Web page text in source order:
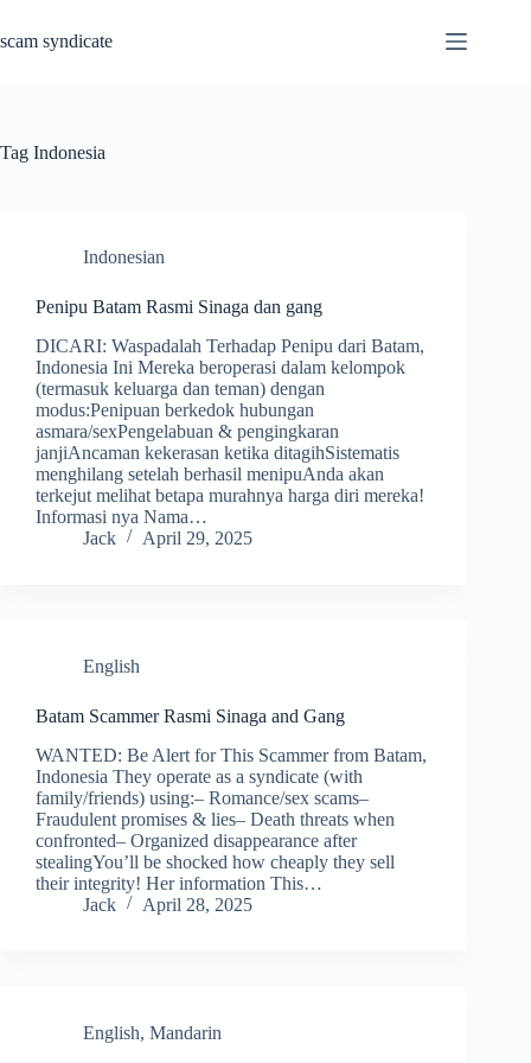
content
scam syndicate
Tag Indonesia
Indonesian
Penipu Batam Rasmi Sinaga dan gang
DICARI: Waspadalah Terhadap Penipu dari Batam,
Indonesia Ini Mereka beroperasi dalam kelompok
(termasuk keluarga dan teman) dengan
modus:Penipuan berkedok hubungan
asmara/sexPengelabuan & pengingkaran
janjiAncaman kekerasan ketika ditagihSistematis
menghilang setelah berhasil menipuAnda akan
terkejut melihat betapa murahnya harga diri mereka!
Informasi nya Nama…
Jack
April 29, 2025
English
Batam Scammer Rasmi Sinaga and Gang
WANTED: Be Alert for This Scammer from Batam,
Indonesia They operate as a syndicate (with
family/friends) using:– Romance/sex scams–
Fraudulent promises & lies– Death threats when
confronted– Organized disappearance after
stealingYou’ll be shocked how cheaply they sell
their integrity! Her information This…
Jack
April 28, 2025
English, Mandarin